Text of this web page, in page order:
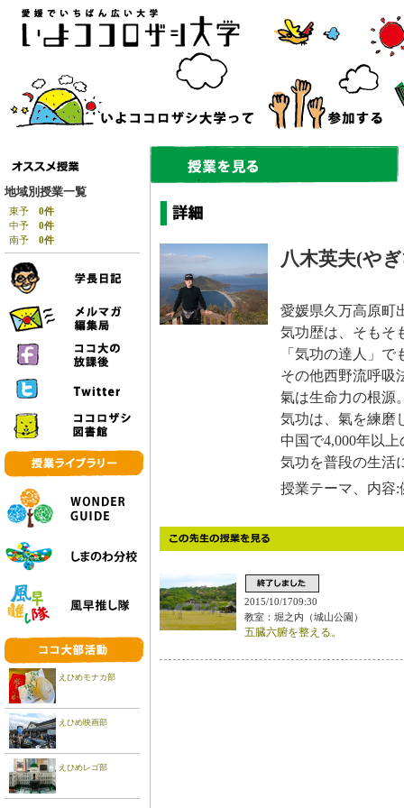
地域別授業一覧
東予 0件
中予 0件
南予 0件
えひめモナカ部
えひめ映画部
えひめレゴ部
八木英夫(や
愛媛県久万高原町
気功歴は、そもそ
「気功の達人」
その他西野流呼吸
氣は生命力の根源
気功は、氣を練磨
中国で4,000年以
気功を普段の生活
授業テーマ、内容:
2015/10/1709:30
教室：堀之内（城山公園）
五臓六腑を整える。